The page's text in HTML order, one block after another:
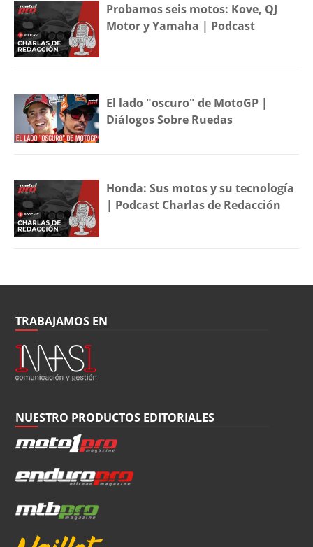
Probamos seis motos: Kove, QJ
Motor y Yamaha | Podcast
El lado "oscuro" de MotoGP |
Diálogos Sobre Ruedas
Honda: Sus motos y su tecnología
| Podcast Charlas de Redacción
TRABAJAMOS EN
NUESTRO PRODUCTOS EDITORIALES